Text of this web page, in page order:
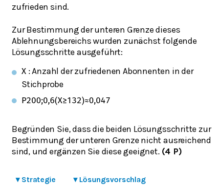
zufrieden sind.
Zur Bestimmung der unteren Grenze dieses
Ablehnungsbereichs wurden zunächst folgende
Lösungsschritte ausgeführt:
X : Anzahl der zufriedenen Abonnenten in der
Stichprobe
P200;0,6(X≥132)≈0,047
Begründen Sie, dass die beiden Lösungsschritte zur
Bestimmung der unteren Grenze nicht ausreichend
sind, und ergänzen Sie diese geeignet. (4 P)
▾ Strategie ▾ Lösungsvorschlag